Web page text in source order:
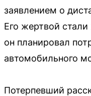
заявлением о
Его жертвой
он планировал
автомобильного
Потерпевший